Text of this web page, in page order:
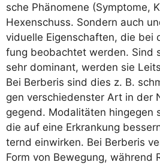
sche Phä­no­me­ne (Sym­pto­me,
Hexen­schuss. Son­dern auch
vi­du­el­le Eigen­schaf­ten, die
fung beob­ach­tet wer­den. Sind
sehr domi­nant, wer­den sie
Bei Ber­be­ris sind dies z. B.
gen ver­schie­dens­ter Art in der
ge­gend. Moda­li­tä­ten hin­ge­gen
die auf eine Erkran­kung
ternd ein­wir­ken. Bei Ber­be­ris
Form von Bewe­gung,